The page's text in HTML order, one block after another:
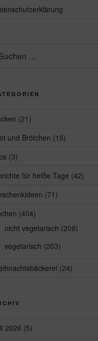
(21)
und Brötchen (15)
(3)
für heiße Tage (42)
(71)
(404)
nicht vegetarisch (208)
vegetarisch (203)
(24)
2026 (5)